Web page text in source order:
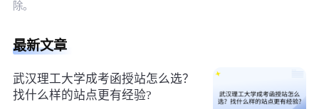
除。
最新文章
武汉理工大学成考函授站怎么选？
找什么样的站点更有经验?